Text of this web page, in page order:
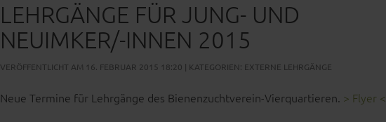
LEHRGÄNGE FÜR JUNG- UND
NEUIMKER/-INNEN 2015
VERÖFFENTLICHT AM 16. FEBRUAR 2015 18:20 | KATEGORIEN: EXTERNE LEHRGÄNGE
Neue Termine für Lehrgänge des Bienenzuchtverein-Vierquartieren. > Flyer <